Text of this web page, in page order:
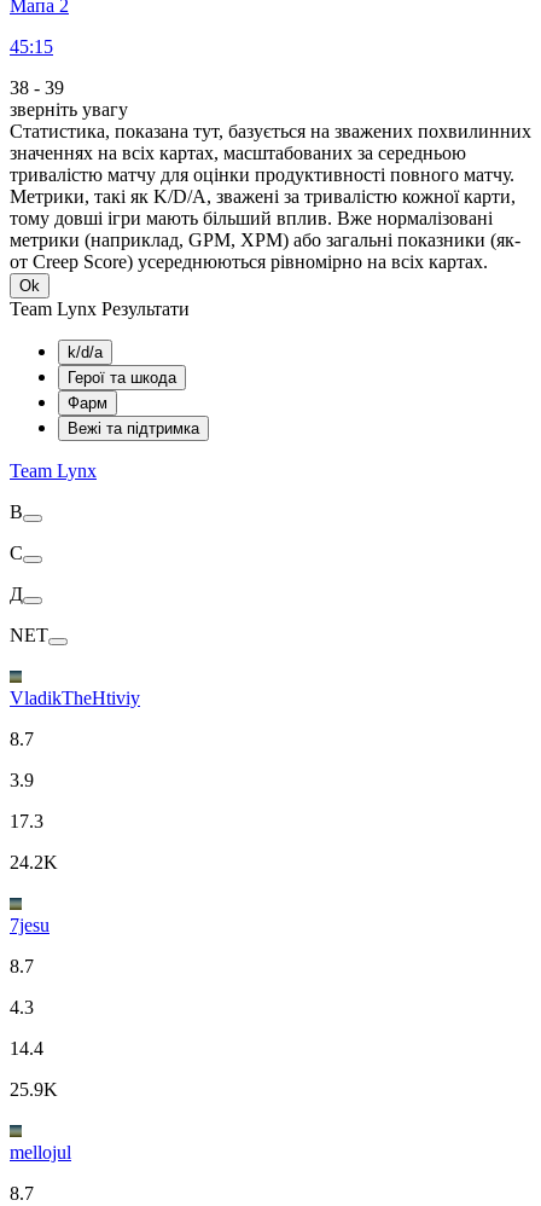
Мапа 2
45:15
38 - 39
зверніть увагу
Статистика, показана тут, базується на зважених похвилинних
значеннях на всіх картах, масштабованих за середньою
тривалістю матчу для оцінки продуктивності повного матчу.
Метрики, такі як K/D/A, зважені за тривалістю кожної карти,
тому довші ігри мають більший вплив. Вже нормалізовані
метрики (наприклад, GPM, XPM) або загальні показники (як-
от Creep Score) усереднюються рівномірно на всіх картах.
Ok
Team Lynx Результати
k/d/a
Герої та шкода
Фарм
Вежі та підтримка
Team Lynx
В
С
Д
NET
VladikTheHtiviy
8.7
3.9
17.3
24.2K
7jesu
8.7
4.3
14.4
25.9K
mellojul
8.7